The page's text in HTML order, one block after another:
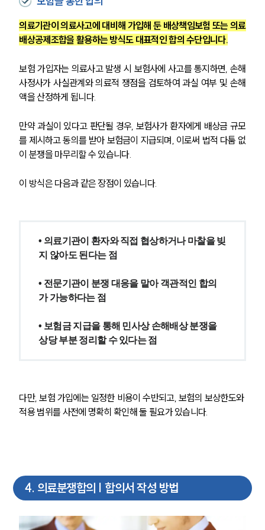
대륜의 강점
기업 의뢰인
글로벌 파트너 로펌
고객의 소리
업무사례
법률정보
법률지식인
고객후기
의료·바이오·헬스케어그룹 업무
전체
의료기관이 의료사고에 대비해 가입해 둔 배상책임보험 또는 의료
배상공제조합을 활용하는 방식도 대표적인 합의 수단입니다.
보험 가입자는 의료사고 발생 시 보험사에 사고를 통지하면, 손해
사정사가 사실관계와 의료적 쟁점을 검토하여 과실 여부 및 손해
액을 산정하게 됩니다.
만약 과실이 있다고 판단될 경우, 보험사가 환자에게 배상금 규모
를 제시하고 동의를 받아 보험금이 지급되며, 이로써 법적 다툼 없
이 분쟁을 마무리할 수 있습니다.
이 방식은 다음과 같은 장점이 있습니다.
• 의료기관이 환자와 직접 협상하거나 마찰을 빚
지 않아도 된다는 점
• 전문기관이 분쟁 대응을 맡아 객관적인 합의
가 가능하다는 점
• 보험금 지급을 통해 민사상 손해배상 분쟁을
상당 부분 정리할 수 있다는 점
다만, 보험 가입에는 일정한 비용이 수반되고, 보험의 보상한도와
적용 범위를 사전에 명확히 확인해 둘 필요가 있습니다.
4. 의료분쟁합의 | 합의서 작성 방법